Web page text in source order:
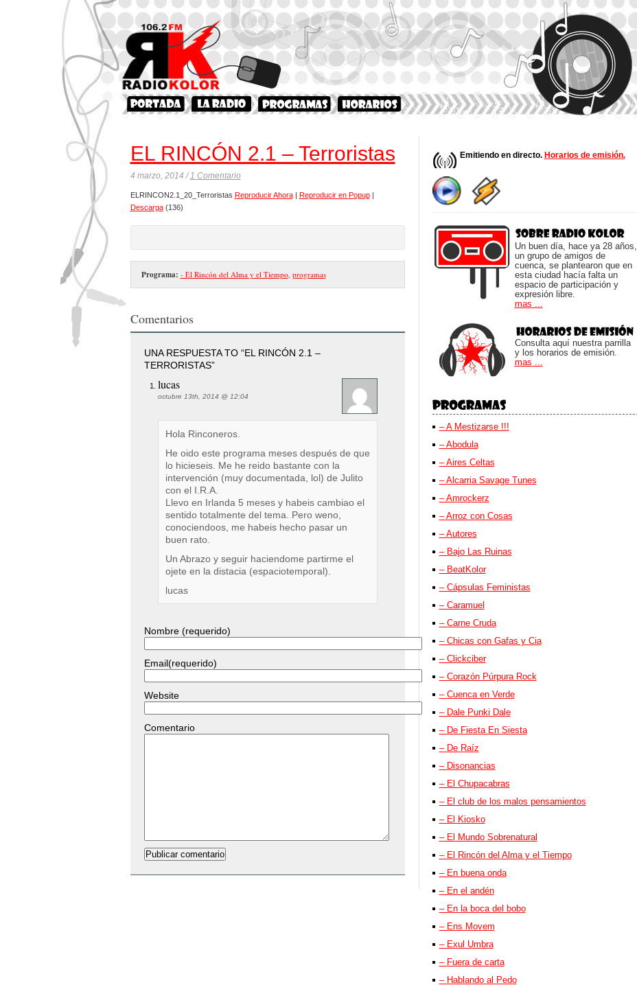
EL RINCÓN 2.1 – Terroristas
4 marzo, 2014 /1 Comentario
ELRINCON2.1_20_Terroristas Reproducir Ahora| Reproducir en Popup|
Descarga(136)
Programa: - El Rincón del Alma y el Tiempo, programas
Comentarios
UNA RESPUESTA TO “EL RINCÓN 2.1 –
TERRORISTAS”
lucas
octubre 13th, 2014 @ 12:04
Hola Rinconeros.
He oido este programa meses después de que
lo hicieseis. Me he reido bastante con la
intervención (muy documentada, lol) de Julito
con el I.R.A.
Llevo en Irlanda 5 meses y habeis cambiao el
sentido totalmente del tema. Pero weno,
conociendoos, me habeis hecho pasar un
buen rato.
Un Abrazo y seguir haciendome partirme el
ojete en la distacia (espaciotemporal).
lucas
Nombre (requerido)
Email(requerido)
Website
Comentario
Emitiendo en directo. Horarios de emisión.
Un buen día, hace ya 28 años,
un grupo de amigos de
cuenca, se plantearon que en
esta ciudad hacía falta un
espacio de participación y
expresión libre.
mas ...
Consulta aquí nuestra parrilla
y los horarios de emisión.
mas ...
– A Mestizarse !!!
– Abodula
– Aires Celtas
– Alcarria Savage Tunes
– Amrockerz
– Arroz con Cosas
– Autores
– Bajo Las Ruinas
– BeatKolor
– Cápsulas Feministas
– Caramuel
– Carne Cruda
– Chicas con Gafas y Cia
– Clickciber
– Corazón Púrpura Rock
– Cuenca en Verde
– Dale Punki Dale
– De Fiesta En Siesta
– De Raíz
– Disonancias
– El Chupacabras
– El club de los malos pensamientos
– El Kiosko
– El Mundo Sobrenatural
– El Rincón del Alma y el Tiempo
– En buena onda
– En el andén
– En la boca del bobo
– Ens Movem
– Exul Umbra
– Fuera de carta
– Hablando al Pedo